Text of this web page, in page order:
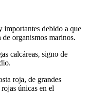
importantes debido a que
organismos marinos.
calcáreas, signo de
roja, de grandes
únicas en el